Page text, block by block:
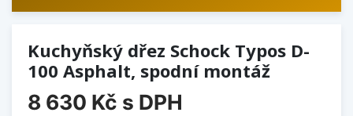
Kuchyňský dřez Schock Typos D-
100 Asphalt, spodní montáž
8 630 Kč s DPH